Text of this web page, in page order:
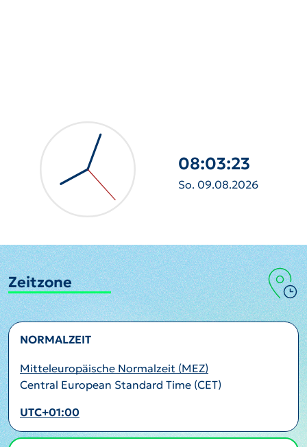
08:03:25
So. 09.08.2026
Zeitzone
NORMALZEIT
Mitteleuropäische Normalzeit (MEZ)
Central European Standard Time (CET)
UTC+01:00